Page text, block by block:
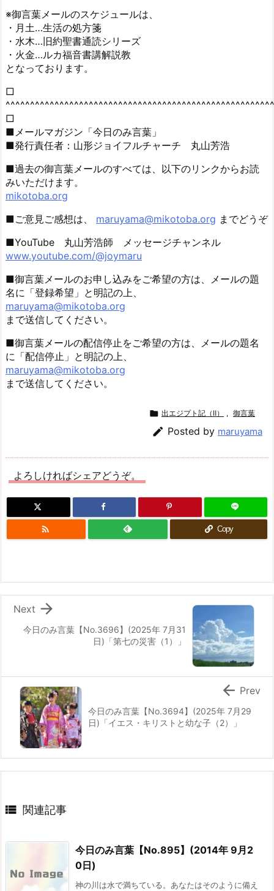
※御言葉メールのスケジュールは、
・月土…生活の処方箋
・水木…旧約聖書通読シリーズ
・火金…ルカ福音書講解説教
となっております。
□
□
■メールマガジン「今日のみ言葉」
■発行責任者：山形ジョイフルチャーチ 丸山芳浩
■過去の御言葉メールのすべては、以下のリンクからお読
みいただけます。
mikotoba.org
■ご意見ご感想は、 maruyama@mikotoba.org までどうぞ
■YouTube 丸山芳浩師 メッセージチャンネル
www.youtube.com/@joymaru
■御言葉メールのお申し込みをご希望の方は、メールの題
名に「登録希望」と明記の上、
maruyama@mikotoba.org
まで送信してください。
■御言葉メールの配信停止をご希望の方は、メールの題名
に「配信停止」と明記の上、
maruyama@mikotoba.org
まで送信してください。
 出エジプト記（Ⅱ） , 御言葉
 Posted by maruyama
よろしければシェアどうぞ。
 Copy
今日のみ言葉【No.3696】(2025年 7月31
日)「第七の災害（1）」

Next
今日のみ言葉【No.3694】(2025年 7月29
日)「イエス・キリストと幼な子（2）」
 Prev
 関連記事
今日のみ言葉【No.895】(2014年 9月2
0日)
神の川は水で満ちている。あなたはそのように備え